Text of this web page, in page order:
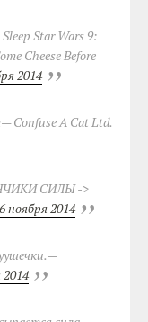
Star Wars 9:
Cheese Before
2014
— Confuse A Cat Ltd.
СИЛЫ ->
6 ноября 2014
—
2014